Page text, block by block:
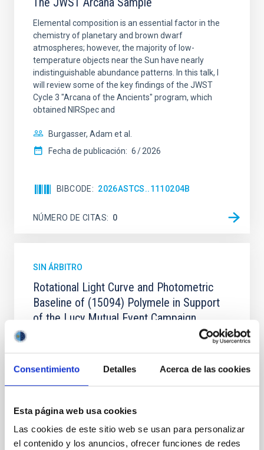
Consentimiento Detalles Acerca de las cookies
Esta página web usa cookies
Las cookies de este sitio web se usan para personalizar
el contenido y los anuncios, ofrecer funciones de redes
Elemental composition is an essential factor in the
chemistry of planetary and brown dwarf
atmospheres; however, the majority of low-
temperature objects near the Sun have nearly
indistinguishable abundance patterns. In this talk, I
will review some of the key findings of the JWST
Cycle 3 "Arcana of the Ancients" program, which
obtained NIRSpec and
Burgasser, Adam et al.
Fecha de publicación: 6 2026
BIBCODE 2026ASTCS..1110204B
NÚMERO DE CITAS 0
SIN ÁRBITRO
Rotational Light Curve and Photometric
Baseline of (15094) Polymele in Support
of the Lucy Mutual Event Campaign
We report a rotational light curve and Fourier baseline
model for the Jupiter Trojan (15094) Polymele, a
on 2026 May 19─20 and May 21─22 UT with the
Two-meter Twin Telescope (TTT). Phase-Dispersion
yields P rot = 5.762 ± 0.051 hr and a peak-to-peak